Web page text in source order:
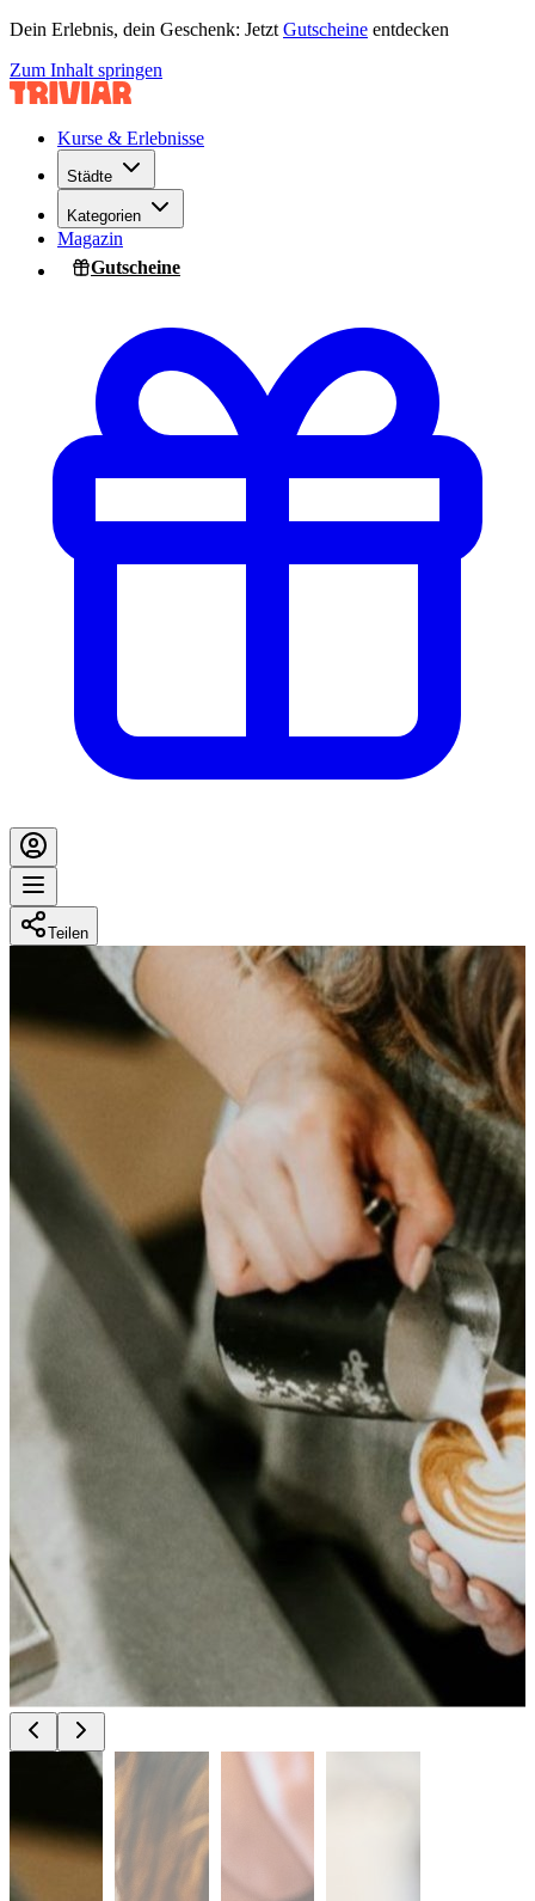
Dein Erlebnis, dein Geschenk: Jetzt Gutscheine entdecken
Zum Inhalt springen
Kurse & Erlebnisse
Städte
Kategorien
Magazin
Gutscheine
Teilen